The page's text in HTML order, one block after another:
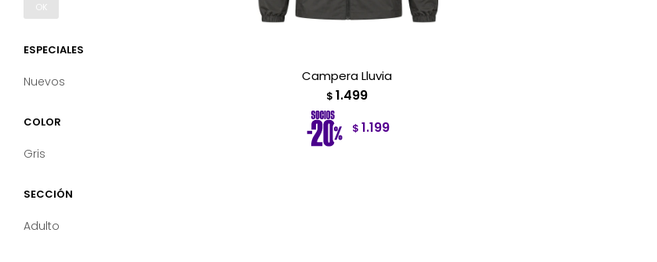
Campera Lluvia
$ 1.499
$ 1.199
OK
ESPECIALES
Nuevos
COLOR
Gris
SECCIÓN
Adulto